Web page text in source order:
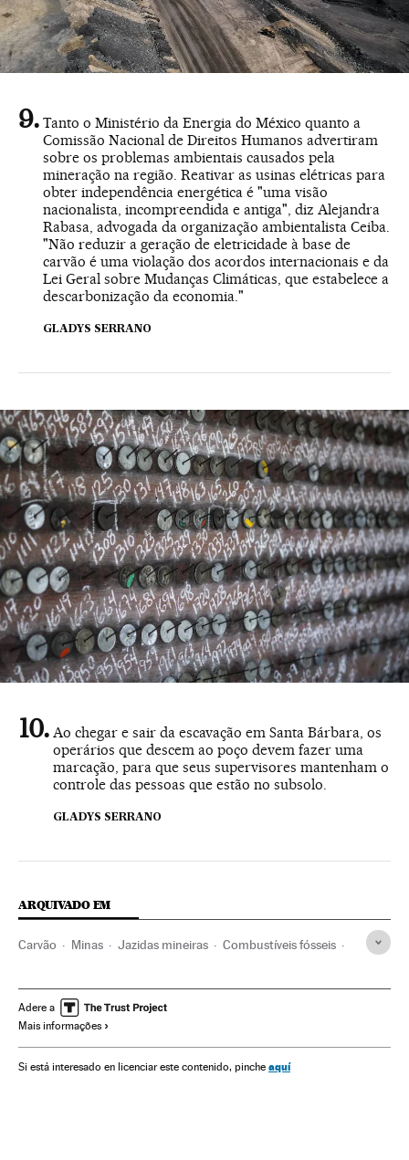
Tanto o Ministério da Energia do México quanto a
Comissão Nacional de Direitos Humanos advertiram
sobre os problemas ambientais causados pela
mineração na região. Reativar as usinas elétricas para
obter independência energética é "uma visão
nacionalista, incompreendida e antiga", diz Alejandra
Rabasa, advogada da organização ambientalista Ceiba.
"Não reduzir a geração de eletricidade à base de
carvão é uma violação dos acordos internacionais e da
Lei Geral sobre Mudanças Climáticas, que estabelece a
descarbonização da economia."
GLADYS SERRANO
Ao chegar e sair da escavação em Santa Bárbara, os
operários que descem ao poço devem fazer uma
marcação, para que seus supervisores mantenham o
controle das pessoas que estão no subsolo.
GLADYS SERRANO
ARQUIVADO EM
Carvão Minas Jazidas mineiras Combustíveis fósseis
Energia não renovável Fontes energia
Adere a
Mais informações
Si está interesado en licenciar este contenido, pinche aquí